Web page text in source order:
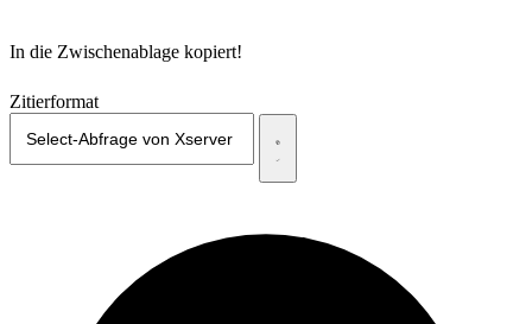
In die Zwischenablage kopiert!
Zitierformat